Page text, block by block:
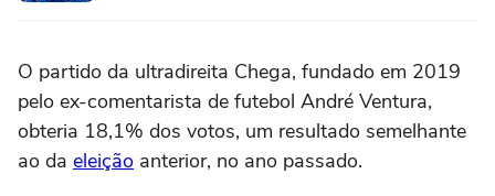
O partido da ultradireita Chega, fundado em 2019
pelo ex-comentarista de futebol André Ventura,
obteria 18,1% dos votos, um resultado semelhante
ao da eleição anterior, no ano passado.